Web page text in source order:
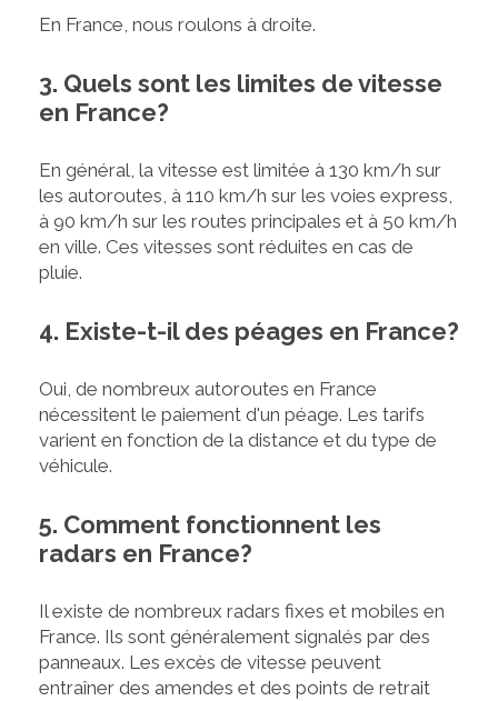
En France, nous roulons à droite.
3. Quels sont les limites de vitesse
en France?
En général, la vitesse est limitée à 130 km/h sur
les autoroutes, à 110 km/h sur les voies express,
à 90 km/h sur les routes principales et à 50 km/h
en ville. Ces vitesses sont réduites en cas de
pluie.
4. Existe-t-il des péages en France?
Oui, de nombreux autoroutes en France
nécessitent le paiement d'un péage. Les tarifs
varient en fonction de la distance et du type de
véhicule.
5. Comment fonctionnent les
radars en France?
Il existe de nombreux radars fixes et mobiles en
France. Ils sont généralement signalés par des
panneaux. Les excès de vitesse peuvent
entraîner des amendes et des points de retrait